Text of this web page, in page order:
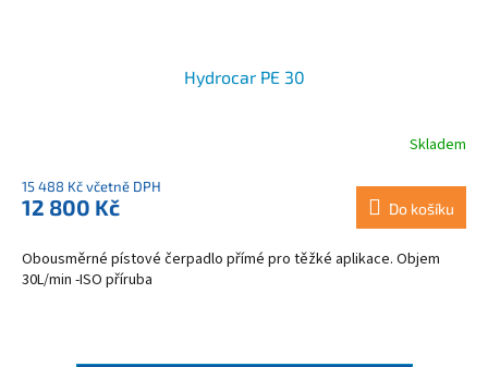
Hydrocar PE 30
Skladem
15 488 Kč včetně DPH
12 800 Kč Do košíku
Obousměrné pístové čerpadlo přímé pro těžké aplikace. Objem
30L/min -ISO příruba